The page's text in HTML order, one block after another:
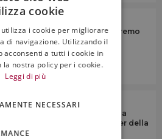
warnings e vino: “non accetteremo
che spaventano il
presente e futuro del vino a
in Italia, con le insegne leader della
ENGLISH
cookie
i cookie per migliorare
di navigazione. Utilizzando il
acconsenti a tutti i cookie in
la nostra policy per i cookie.
Leggi di più
NECESSARI